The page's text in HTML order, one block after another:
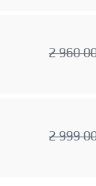
2 960
2 999